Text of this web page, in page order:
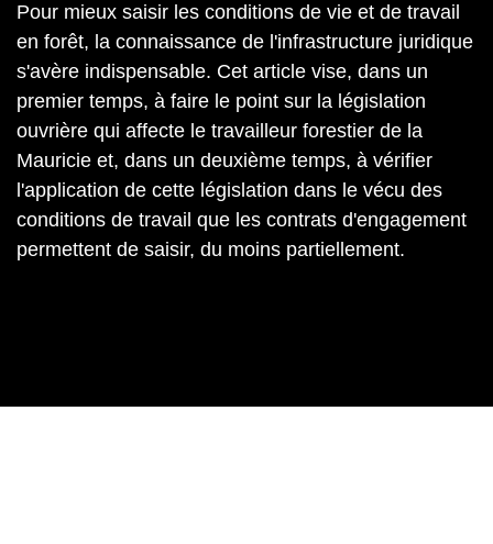
Pour mieux saisir les conditions de vie et de travail
en forêt, la connaissance de l'infrastructure juridique
s'avère indispensable. Cet article vise, dans un
premier temps, à faire le point sur la législation
ouvrière qui affecte le travailleur forestier de la
Mauricie et, dans un deuxième temps, à vérifier
l'application de cette législation dans le vécu des
conditions de travail que les contrats d'engagement
permettent de saisir, du moins partiellement.